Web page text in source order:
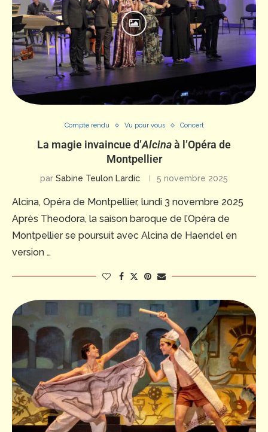
Compte rendu Vu pour vous Concert
La magie invaincue d’Alcinaà l’Opéra de
Montpellier
par Sabine Teulon Lardic 5 novembre 2025
Alcina, Opéra de Montpellier, lundi 3 novembre 2025
Après Theodora, la saison baroque de l’Opéra de
Montpellier se poursuit avec Alcina de Haendel en
version …